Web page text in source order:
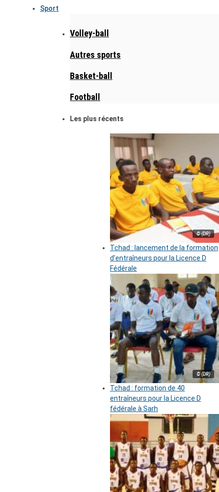
Sport
Volley-ball
Autres sports
Basket-ball
Football
Les plus récents
© (DR)
Tchad : lancement de la formation
d’entraîneurs pour la Licence D
Fédérale
© (DR)
Tchad : formation de 40
entraîneurs pour la Licence D
fédérale à Sarh